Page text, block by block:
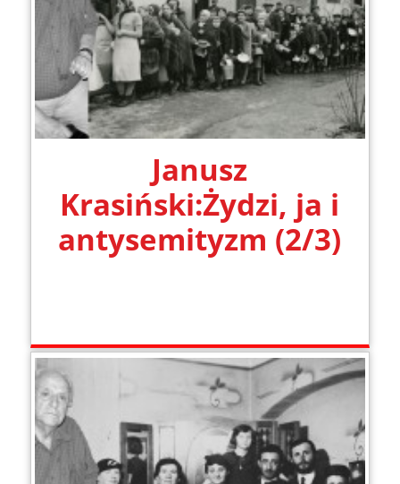
Janusz
Krasiński:Żydzi, ja i
antysemityzm (2/3)